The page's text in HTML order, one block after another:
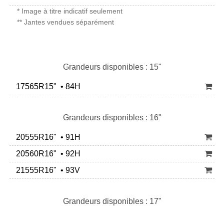
* Image à titre indicatif seulement
** Jantes vendues séparément
Grandeurs disponibles : 15"
17565R15" • 84H
Grandeurs disponibles : 16"
20555R16" • 91H
20560R16" • 92H
21555R16" • 93V
Grandeurs disponibles : 17"